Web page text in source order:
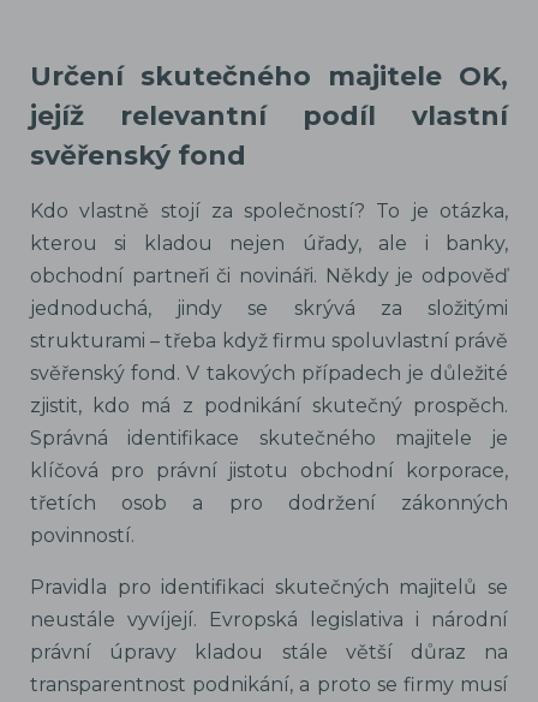
Určení skutečného majitele OK,
jejíž relevantní podíl vlastní
svěřenský fond
Kdo vlastně stojí za společností? To je otázka,
kterou si kladou nejen úřady, ale i banky,
obchodní partneři či novináři. Někdy je odpověď
jednoduchá, jindy se skrývá za složitými
strukturami – třeba když firmu spoluvlastní právě
svěřenský fond. V takových případech je důležité
zjistit, kdo má z podnikání skutečný prospěch.
Správná identifikace skutečného majitele je
klíčová pro právní jistotu obchodní korporace,
třetích osob a pro dodržení zákonných
povinností.
Pravidla pro identifikaci skutečných majitelů se
neustále vyvíjejí. Evropská legislativa i národní
právní úpravy kladou stále větší důraz na
transparentnost podnikání, a proto se firmy musí